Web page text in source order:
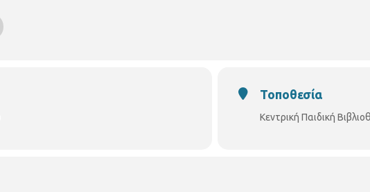
Τοποθεσία
Κεντρική Παιδική